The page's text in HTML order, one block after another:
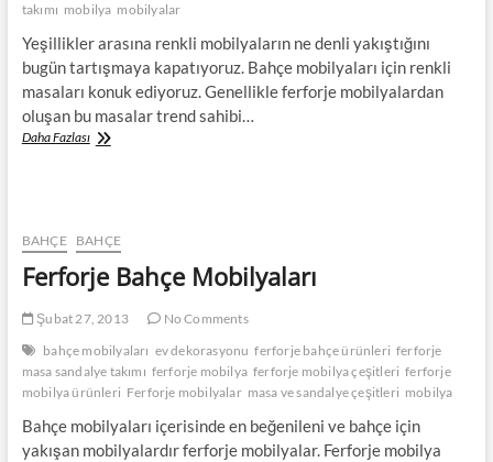
takımı mobilya mobilyalar
Yeşillikler arasına renkli mobilyaların ne denli yakıştığını
bugün tartışmaya kapatıyoruz. Bahçe mobilyaları için renkli
masaları konuk ediyoruz. Genellikle ferforje mobilyalardan
oluşan bu masalar trend sahibi…
Daha FazlasıRenkli
BAHÇE BAHÇE
Ferforje Bahçe Mobilyaları
Şubat 27, 2013
No Comments
bahçe mobilyaları ev dekorasyonu ferforje bahçe ürünleri ferforje
masa sandalye takımı ferforje mobilya ferforje mobilya çeşitleri ferforje
mobilya ürünleri Ferforje mobilyalar masa ve sandalye çeşitleri mobilya
Bahçe mobilyaları içerisinde en beğenileni ve bahçe için
yakışan mobilyalardır ferforje mobilyalar. Ferforje mobilya